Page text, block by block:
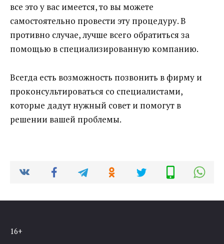
все это у вас имеется, то вы можете
самостоятельно провести эту процедуру. В
противно случае, лучше всего обратиться за
помощью в специализированную компанию.
Всегда есть возможность позвонить в фирму и
проконсультироваться со специалистами,
которые дадут нужный совет и помогут в
решении вашей проблемы.
16+